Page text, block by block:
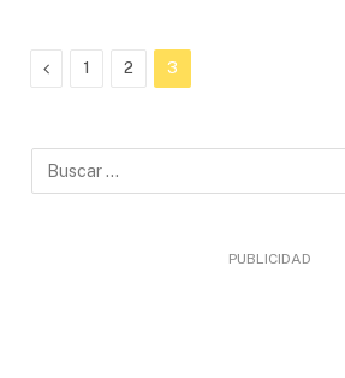
Previous
1 2 3
PUBLICIDAD